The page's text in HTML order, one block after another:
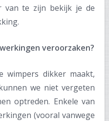
van te zijn bekijk je de
veroorzaken?
wimpers dikker maakt,
we niet vergeten
optreden. Enkele van
(vooral vanwege